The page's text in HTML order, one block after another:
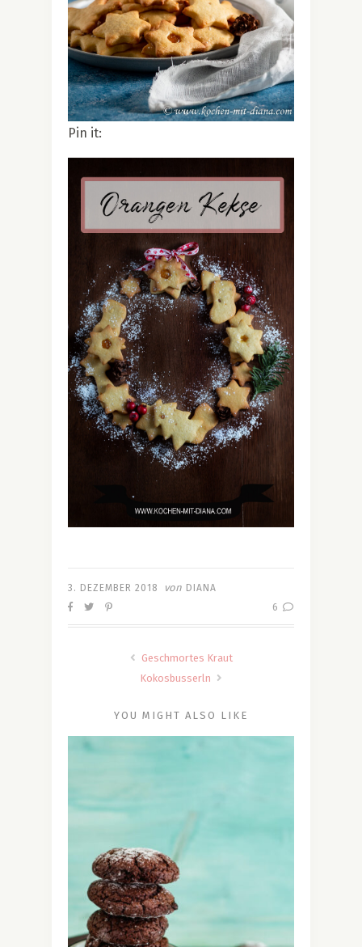
Pin it:
3. DEZEMBER 2018 von DIANA
6
Geschmortes Kraut
Kokosbusserln
YOU MIGHT ALSO LIKE